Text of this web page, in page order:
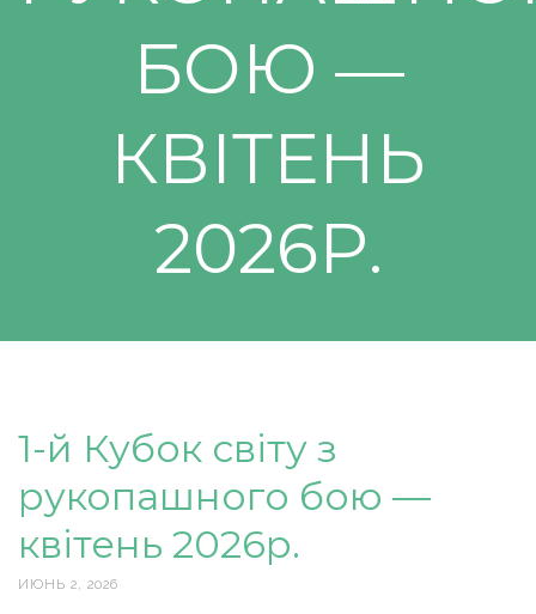
БОЮ —
КВІТЕНЬ
2026Р.
1-й Кубок світу з
рукопашного бою —
квітень 2026р.
ИЮНЬ 2, 2026